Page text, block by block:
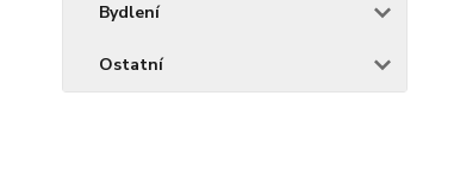
Bydlení
Ostatní